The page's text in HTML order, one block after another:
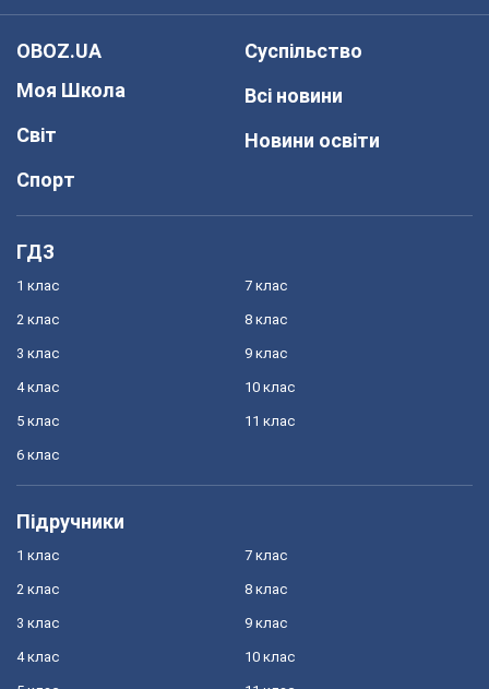
OBOZ.UA
Моя Школа
Світ
Спорт
Суспільство
Всі новини
Новини освіти
ГДЗ
1 клас
2 клас
3 клас
4 клас
5 клас
6 клас
7 клас
8 клас
9 клас
10 клас
11 клас
Підручники
1 клас
2 клас
3 клас
4 клас
7 клас
8 клас
9 клас
10 клас